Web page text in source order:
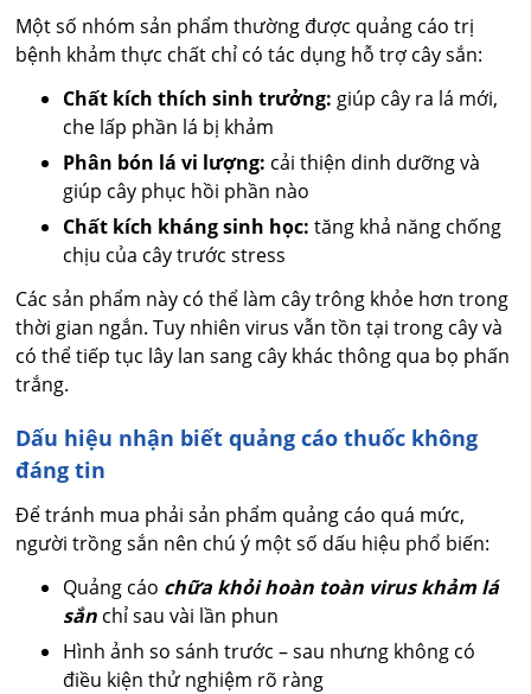
Một số nhóm sản phẩm thường được quảng cáo trị
bệnh khảm thực chất chỉ có tác dụng hỗ trợ cây sắn:
Chất kích thích sinh trưởng: giúp cây ra lá mới,
che lấp phần lá bị khảm
Phân bón lá vi lượng: cải thiện dinh dưỡng và
giúp cây phục hồi phần nào
Chất kích kháng sinh học: tăng khả năng chống
chịu của cây trước stress
Các sản phẩm này có thể làm cây trông khỏe hơn trong
thời gian ngắn. Tuy nhiên virus vẫn tồn tại trong cây và
có thể tiếp tục lây lan sang cây khác thông qua bọ phấn
trắng.
Dấu hiệu nhận biết quảng cáo thuốc không
đáng tin
Để tránh mua phải sản phẩm quảng cáo quá mức,
người trồng sắn nên chú ý một số dấu hiệu phổ biến:
Quảng cáo chữa khỏi hoàn toàn virus khảm lá
sắn chỉ sau vài lần phun
Hình ảnh so sánh trước – sau nhưng không có
điều kiện thử nghiệm rõ ràng